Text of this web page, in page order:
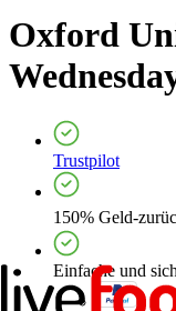
Oxford
Trustpilot
150% Geld-
Einfache und